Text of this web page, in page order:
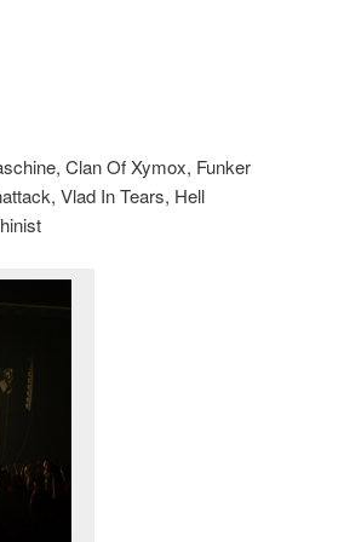
Clan Of Xymox, Funker
Vlad In Tears, Hell